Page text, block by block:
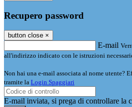
Recupero password
button close ×
E-mail
all'indirizzo indicato con le istruzioni
Non hai una e-mail associata al nome utente?
tramite la Login Spaggiari
E-mail inviata, si prega di controllare la